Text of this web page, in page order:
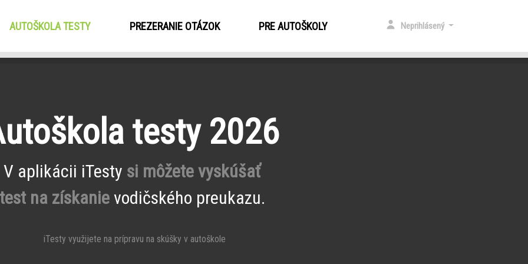
AUTOŠKOLA TESTY (CURRENT)PREZERANIE OTÁZOK PRE AUTOŠKOLY Neprihlásený
testy 2026
V aplikácii iTesty si môžete vyskúšať
na získanie vodičského preukazu.
iTesty využijete na prípravu na skúšky v autoškole